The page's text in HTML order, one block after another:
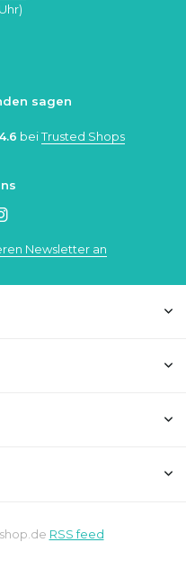
Uhr)
sagen
4.6 beiTrusted Shops
Newsletter an
RSS feed